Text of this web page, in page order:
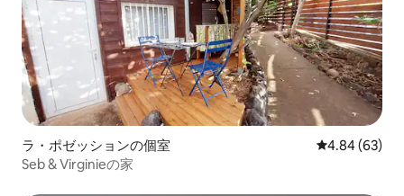
ラ・ポゼッションの個室 レビュー63
4.84 (63)
Seb & Virginieの家